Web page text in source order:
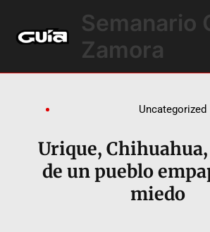
contenido
Semanario
Zamora
Uncategorized
Urique,
de un pueblo
miedo